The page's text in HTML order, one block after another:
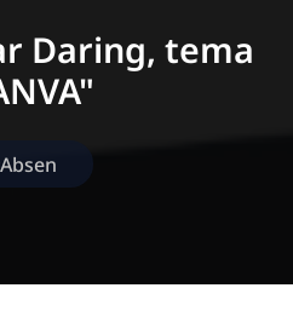
Daring, tema